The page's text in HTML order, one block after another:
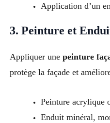
Application d’un
3. Peinture et
Appliquer une peinture
protège la façade et
Peinture acrylique
Enduit minéral,